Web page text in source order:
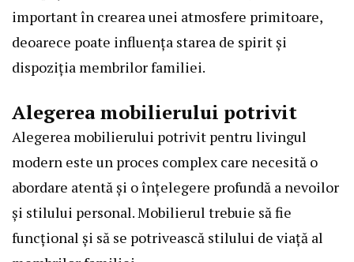
important în crearea unei atmosfere primitoare,
deoarece poate influența starea de spirit și
dispoziția membrilor familiei.
Alegerea mobilierului potrivit
Alegerea mobilierului potrivit pentru livingul
modern este un proces complex care necesită o
abordare atentă și o înțelegere profundă a nevoilor
și stilului personal. Mobilierul trebuie să fie
funcțional și să se potrivească stilului de viață al